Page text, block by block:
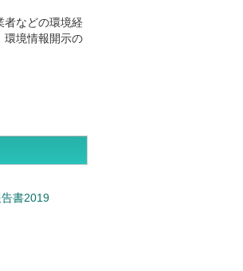
者などの環境経
環境情報開示の
書2019